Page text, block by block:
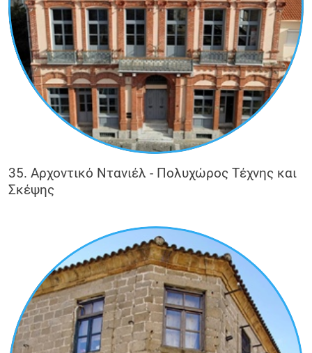
35. Αρχοντικό Ντανιέλ - Πολυχώρος Τέχνης και
Σκέψης